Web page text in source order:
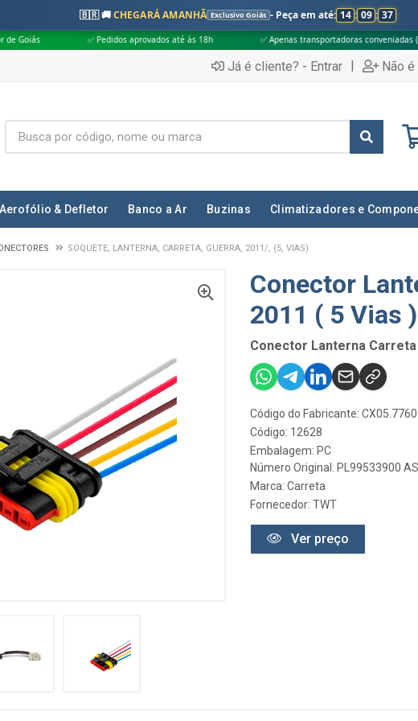
🇧🇷 🚚CHEGARÁ AMANHÃ Exclusivo Goiás - Peça em até: 14 : 09 : 36
✅ Pedidos aprovados até às 18h ✅ Apenas transportadoras conveniadas (Grupo G5)
Já é cliente? - Entrar | Não
Aerofólio & Defletor Banco a Ar Buzinas Climatizadores e
SOQUETE, LANTERNA, CARRETA, GUERRA, 2011/, (5, VIAS)
Conector
2011 ( 5 Vias )
Conector Lanterna Carreta
Código do Fabricante: CX05.7760
Código: 12628
Embalagem: PC
Número Original: PL99533900
Marca: Carreta
Fornecedor: TWT
Ver preço